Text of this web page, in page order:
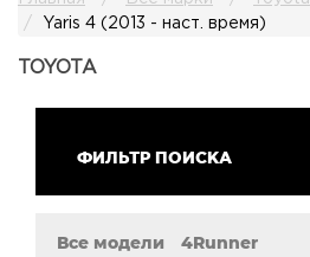
Yaris 4 (2013 - наст. время)
TOYOTA
ФИЛЬТР ПОИСКА
Все модели
4Runner